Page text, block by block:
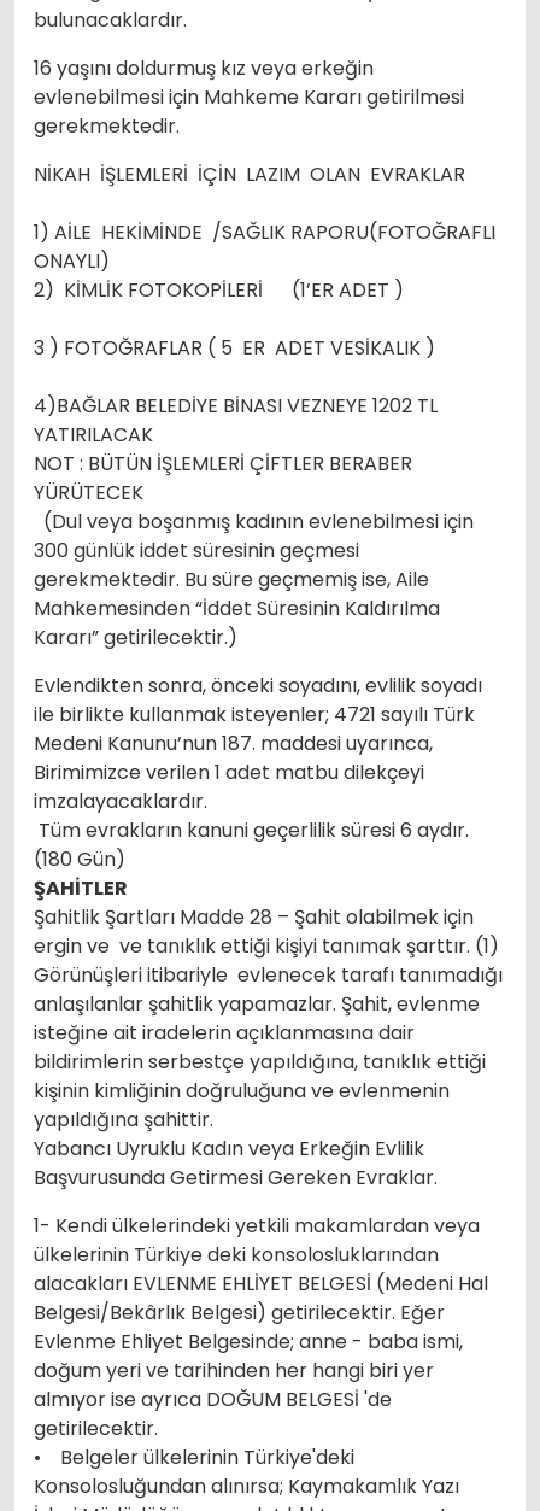
bulunacaklardır.
16 yaşını doldurmuş kız veya erkeğin
evlenebilmesi için Mahkeme Kararı getirilmesi
gerekmektedir.
NİKAH İŞLEMLERİ İÇİN LAZIM OLAN EVRAKLAR
1) AİLE HEKİMİNDE /SAĞLIK RAPORU(FOTOĞRAFLI
ONAYLI)
2) KİMLİK FOTOKOPİLERİ (1’ER ADET )
3 ) FOTOĞRAFLAR ( 5 ER ADET VESİKALIK )
4)BAĞLAR BELEDİYE BİNASI VEZNEYE 1202 TL
YATIRILACAK
NOT : BÜTÜN İŞLEMLERİ ÇİFTLER BERABER
YÜRÜTECEK
(Dul veya boşanmış kadının evlenebilmesi için
300 günlük iddet süresinin geçmesi
gerekmektedir. Bu süre geçmemiş ise, Aile
Mahkemesinden “İddet Süresinin Kaldırılma
Kararı” getirilecektir.)
Evlendikten sonra, önceki soyadını, evlilik soyadı
ile birlikte kullanmak isteyenler; 4721 sayılı Türk
Medeni Kanunu’nun 187. maddesi uyarınca,
Birimimizce verilen 1 adet matbu dilekçeyi
imzalayacaklardır.
Tüm evrakların kanuni geçerlilik süresi 6 aydır.
(180 Gün)
ŞAHİTLER
Şahitlik Şartları Madde 28 – Şahit olabilmek için
ergin ve ve tanıklık ettiği kişiyi tanımak şarttır. (1)
Görünüşleri itibariyle evlenecek tarafı tanımadığı
anlaşılanlar şahitlik yapamazlar. Şahit, evlenme
isteğine ait iradelerin açıklanmasına dair
bildirimlerin serbestçe yapıldığına, tanıklık ettiği
kişinin kimliğinin doğruluğuna ve evlenmenin
yapıldığına şahittir.
Yabancı Uyruklu Kadın veya Erkeğin Evlilik
Başvurusunda Getirmesi Gereken Evraklar.
1- Kendi ülkelerindeki yetkili makamlardan veya
ülkelerinin Türkiye deki konsolosluklarından
alacakları EVLENME EHLİYET BELGESİ (Medeni Hal
Belgesi/Bekârlık Belgesi) getirilecektir. Eğer
Evlenme Ehliyet Belgesinde; anne - baba ismi,
doğum yeri ve tarihinden her hangi biri yer
almıyor ise ayrıca DOĞUM BELGESİ 'de
getirilecektir.
• Belgeler ülkelerinin Türkiye'deki
Konsolosluğundan alınırsa; Kaymakamlık Yazı